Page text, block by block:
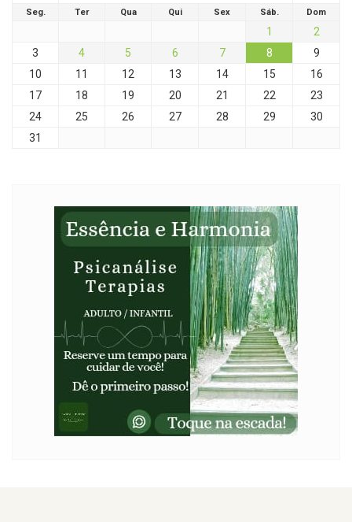
Seg. Ter Qua Qui Sex Sáb. Dom
1
2
3
4 5 6 7 8
9
10
11 12 13 14 15
16
17
18 19 20 21 22
23
24
25 26 27 28 29
30
31